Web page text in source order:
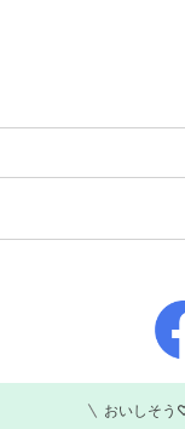
おいしそう